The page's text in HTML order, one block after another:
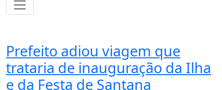
Prefeito adiou viagem que
trataria de inauguração da Ilha
e da Festa de Santana